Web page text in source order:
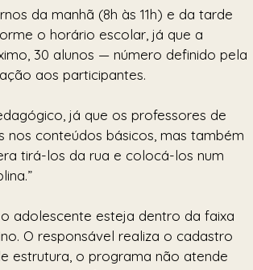
da manhã (8h às 11h) e da tarde
o horário escolar, já que a
30 alunos — número definido pela
aos participantes.
já que os professores de
conteúdos básicos, mas também
tirá-los da rua e colocá-los num
adolescente esteja dentro da faixa
O responsável realiza o cadastro
estrutura, o programa não atende